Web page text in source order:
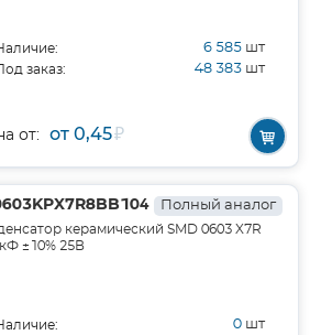
6 585 шт
заказ: 48 383 шт
от: от 0,45₽
Полный аналог
керамический SMD 0603 X7R
±10% 25В
0 шт